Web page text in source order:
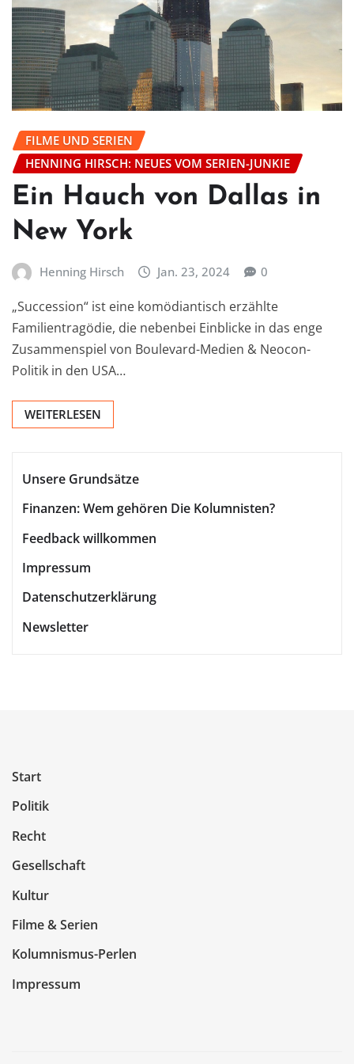
FILME UND SERIEN
HENNING HIRSCH: NEUES VOM SERIEN-JUNKIE
Ein Hauch von Dallas in
New York
Henning Hirsch Jan. 23, 2024 0
„Succession“ ist eine komödiantisch erzählte
Familientragödie, die nebenbei Einblicke in das enge
Zusammenspiel von Boulevard-Medien & Neocon-
Politik in den USA…
WEITERLESEN
Unsere Grundsätze
Finanzen: Wem gehören Die Kolumnisten?
Feedback willkommen
Impressum
Datenschutzerklärung
Newsletter
Start
Politik
Recht
Gesellschaft
Kultur
Filme & Serien
Kolumnismus-Perlen
Impressum